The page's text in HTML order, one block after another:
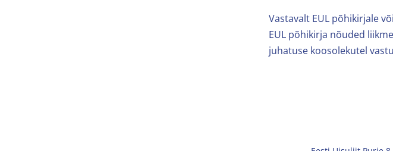
Vastavalt EUL põhikirjale
EUL põhikirja nõuded
juhatuse koosolekutel